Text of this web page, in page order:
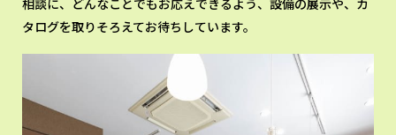
相談に、どんなことでもお応えできるよう、設備の展示や、カ
タログを取りそろえてお待ちしています。